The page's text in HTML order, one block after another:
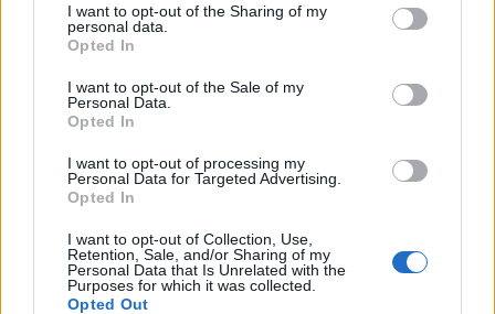
I want to opt-out of the Sharing of my
personal data.
Opted In
I want to opt-out of the Sale of my
Personal Data.
Opted In
I want to opt-out of processing my
Personal Data for Targeted Advertising.
Opted In
I want to opt-out of Collection, Use,
Retention, Sale, and/or Sharing of my
Personal Data that Is Unrelated with the
Purposes for which it was collected.
Opted Out
2024. január 19., péntek
Pénzbírsággal sújtották a
magyarellenes AUR-t a
pártfinanszírozási törvény
megsértése miatt